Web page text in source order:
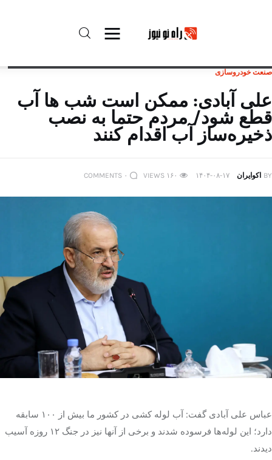
درباره راه‌ نو نیوز
ارتباط با راه‌ نو نیوز
حفظ حریم شخصی
پایگاه خبری آبان
خرید موتور ایمپلنت
صنعت خودروسازی
علی آبادی: ممکن است شب ها آب
قطع شود/ مردم حتما به نصب
ذخیره‌ساز آب اقدام کنند
BY اکوایران ۱۴۰۴-۰۸-۱۷ ۱۶۰ VIEWS ۰ COMMENTS
عباس علی آبادی گفت: آب لوله کشی در کشور ما بیش از ۱۰۰ سابقه
دارد؛ این لوله‌ها فرسوده شدند و برخی از آنها نیز در جنگ ۱۲ روزه آسیب
دیدند.